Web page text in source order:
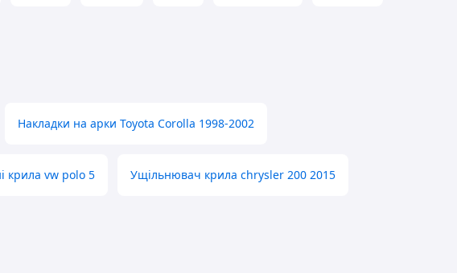
Накладки на арки Toyota Corolla 1998-2002
крила vw polo 5 Ущільнювач крила chrysler 200 2015